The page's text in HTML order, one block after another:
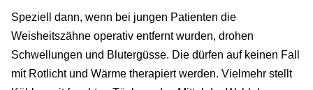
Speziell dann, wenn bei jungen Patienten die
Weisheitszähne operativ entfernt wurden, drohen
Schwellungen und Blutergüsse. Die dürfen auf keinen Fall
mit Rotlicht und Wärme therapiert werden. Vielmehr stellt